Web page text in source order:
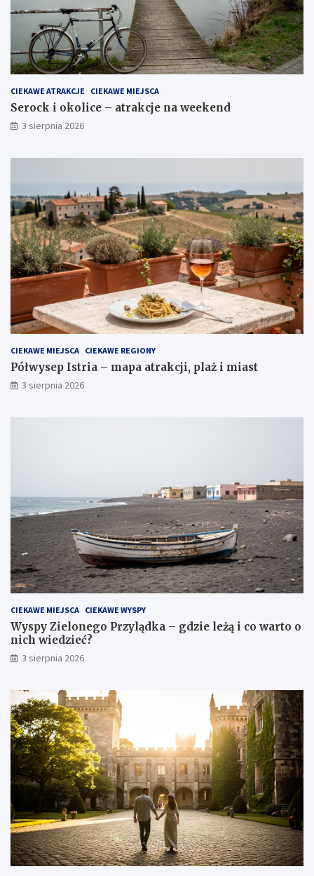
CIEKAWE ATRAKCJE CIEKAWE MIEJSCA
Serock i okolice – atrakcje na weekend
3 sierpnia 2026
CIEKAWE MIEJSCA CIEKAWE REGIONY
Półwysep Istria – mapa atrakcji, plaż i miast
3 sierpnia 2026
CIEKAWE MIEJSCA CIEKAWE WYSPY
Wyspy Zielonego Przylądka – gdzie leżą i co warto o
nich wiedzieć?
3 sierpnia 2026